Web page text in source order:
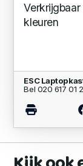
Verkrijgbaar
kleuren
ESC
Bel 020 617 01